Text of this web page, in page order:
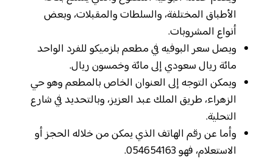
الأطباق المختلفة، والسلطات والمقبلات، وبعض
أنواع المشروبات.
ويصل سعر البوفيه في مطعم بلزميكو للفرد الواحد
مائة ريال سعودي إلى مائة وخمسون ريال.
ويمكن التوجه إلى العنوان الخاص بالمطعم وهو حي
الزهراء، طريق الملك عبد العزيز، وبالتحديد في شارع
التحلية.
وأما عن رقم الهاتف الذي يمكن من خلاله الحجز أو
الاستعلام، فهو 054654163.